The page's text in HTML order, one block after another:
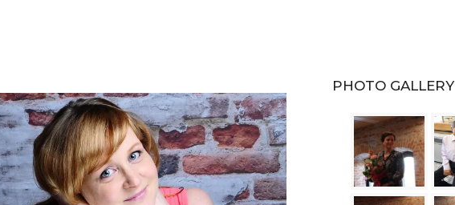
PHOTO GALLERY